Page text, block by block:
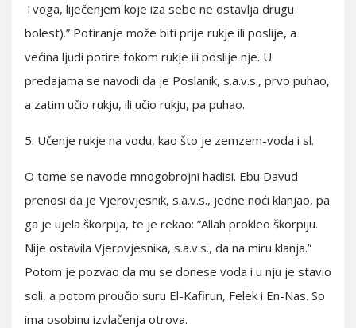
Tvoga, liječenjem koje iza sebe ne ostavlja drugu
bolest).” Potiranje može biti prije rukje ili poslije, a
većina ljudi potire tokom rukje ili poslije nje. U
predajama se navodi da je Poslanik, s.a.v.s., prvo puhao,
a zatim učio rukju, ili učio rukju, pa puhao.
5. Učenje rukje na vodu, kao što je zemzem-voda i sl.
O tome se navode mnogobrojni hadisi. Ebu Davud
prenosi da je Vjerovjesnik, s.a.v.s., jedne noći klanjao, pa
ga je ujela škorpija, te je rekao: ”Allah prokleo škorpiju.
Nije ostavila Vjerovjesnika, s.a.v.s., da na miru klanja.”
Potom je pozvao da mu se donese voda i u nju je stavio
soli, a potom proučio suru El-Kafirun, Felek i En-Nas. So
ima osobinu izvlačenja otrova.